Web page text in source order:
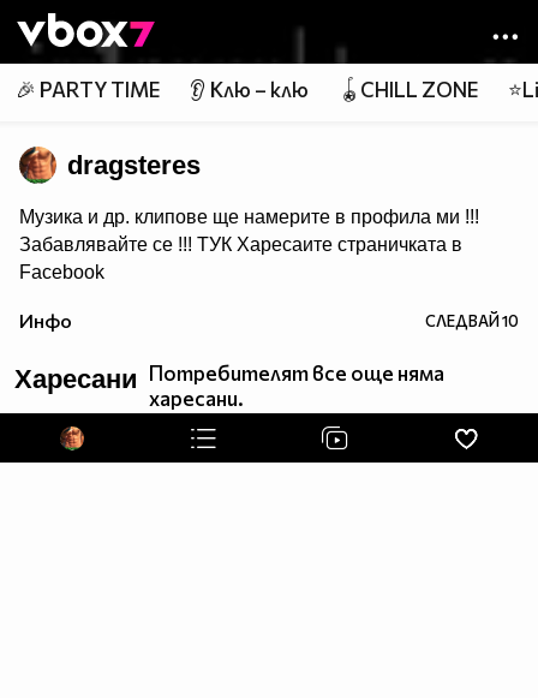
👾
🎉 PARTY TIME 👂 Клю – клю 🪀CHILL ZONE
dragsteres
Музика и др. клипове ще намерите в профила ми !!!
Забавлявайте се !!! ТУК Харесаите страничката в
Facebook
Абонирате за мен :)
Инфо СЛЕДВАЙ10
Харесани Потребителят все още няма
харесани.